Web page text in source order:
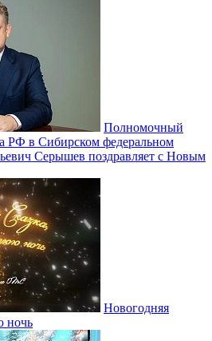
Полномочный
РФ в Сибирском федеральном
Серышев поздравляет с Новым
Новогодняя
ночь